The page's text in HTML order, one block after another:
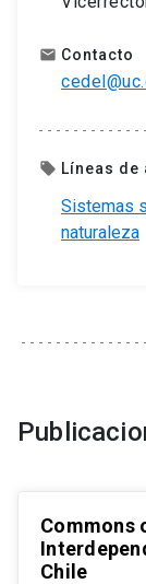
email Contacto
local_offer Líneas de
Sistemas
naturaleza
Commons
Chile